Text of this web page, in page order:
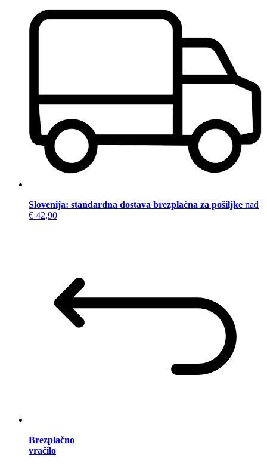
Slovenija: standardna dostava brezplačna za pošiljke nad
€ 42,90
Brezplačno
vračilo